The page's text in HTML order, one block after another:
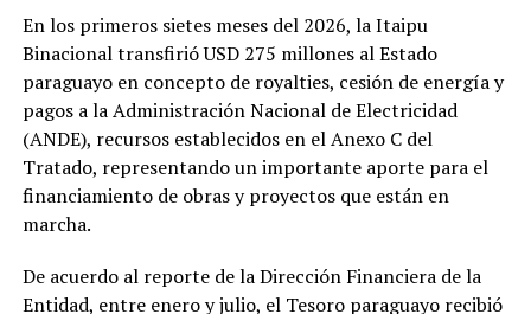
TEMAS RELACIONADOS:
ACUERDAN PROYECTO PARA MODIFICAR LEY ORGÁNICA DE LA
POLICÍA NACIONAL LUEGO DE 30 AÑOS
PORTADA
ARRIBA SIGUIENTE
Gobierno instala mesa de trabajo para coordinar tareas
en prevención y combate de incendios
NO SE PIERDA
llamadas realizadas a través de Teledengue
En los primeros sietes meses del 2026, la Itaipu
Binacional transfirió USD 275 millones al Estado
paraguayo en concepto de royalties, cesión de energía y
pagos a la Administración Nacional de Electricidad
(ANDE), recursos establecidos en el Anexo C del
Tratado, representando un importante aporte para el
financiamiento de obras y proyectos que están en
marcha.
De acuerdo al reporte de la Dirección Financiera de la
Entidad, entre enero y julio, el Tesoro paraguayo recibió